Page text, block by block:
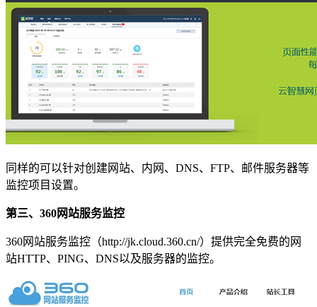
同样的可以针对创建网站、内网、DNS、FTP、邮件服务器等
监控项目设置。
第三、360网站服务监控
360网站服务监控（http://jk.cloud.360.cn/）提供完全免费的网
站HTTP、PING、DNS以及服务器的监控。